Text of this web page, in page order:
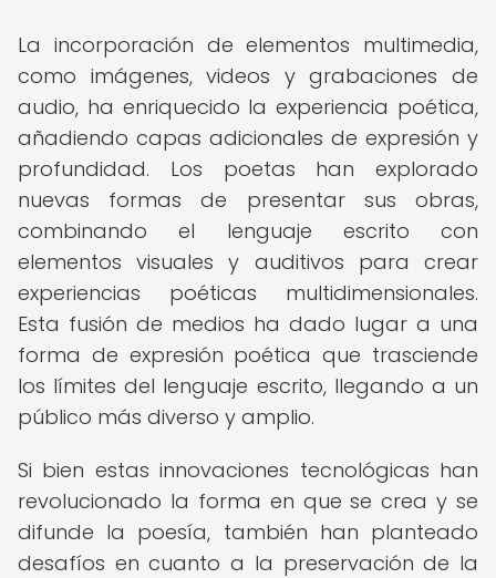
La incorporación de elementos multimedia,
como imágenes, videos y grabaciones de
audio, ha enriquecido la experiencia poética,
añadiendo capas adicionales de expresión y
profundidad. Los poetas han explorado
nuevas formas de presentar sus obras,
combinando el lenguaje escrito con
elementos visuales y auditivos para crear
experiencias poéticas multidimensionales.
Esta fusión de medios ha dado lugar a una
forma de expresión poética que trasciende
los límites del lenguaje escrito, llegando a un
público más diverso y amplio.
Si bien estas innovaciones tecnológicas han
revolucionado la forma en que se crea y se
difunde la poesía, también han planteado
desafíos en cuanto a la preservación de la